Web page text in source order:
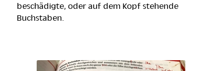
beschädigte, oder auf dem Kopf stehende
Buchstaben.